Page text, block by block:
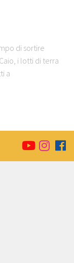
di sortire
i lotti di terra
a